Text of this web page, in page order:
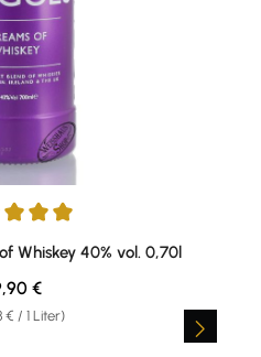
von 5 von 5 Sternen
Whiskey 40% vol. 0,70l
€ / 1 Liter)
Preis:
€